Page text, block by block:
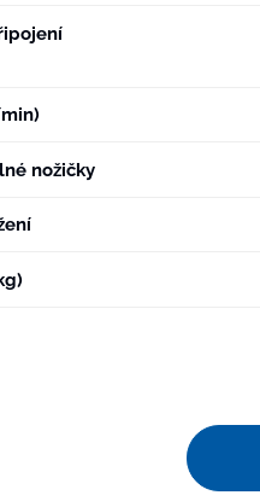
nožičky